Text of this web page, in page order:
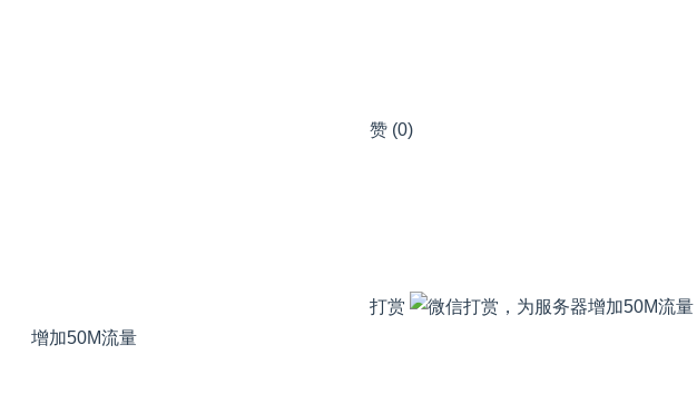
赞 (0)
打赏
增加50M流量